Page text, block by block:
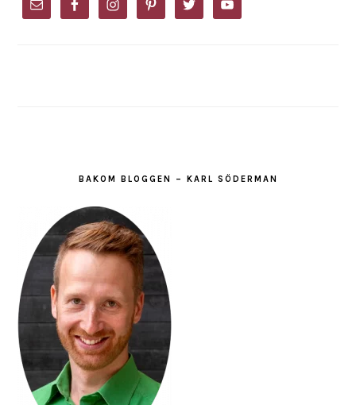
BAKOM BLOGGEN – KARL SÖDERMAN